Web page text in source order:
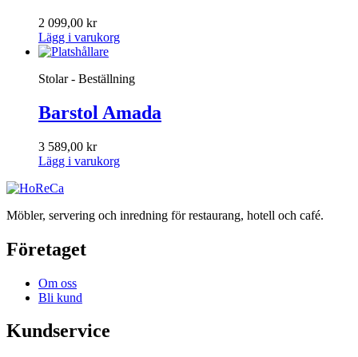
2 099,00 kr
Lägg i varukorg
Stolar - Beställning
Barstol Amada
3 589,00 kr
Lägg i varukorg
Möbler, servering och inredning för restaurang, hotell och café.
Företaget
Om oss
Bli kund
Kundservice